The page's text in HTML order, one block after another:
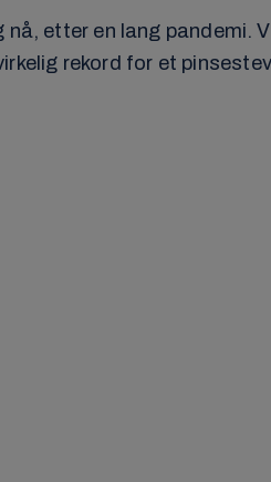
etter en lang pandemi.
rekord for et